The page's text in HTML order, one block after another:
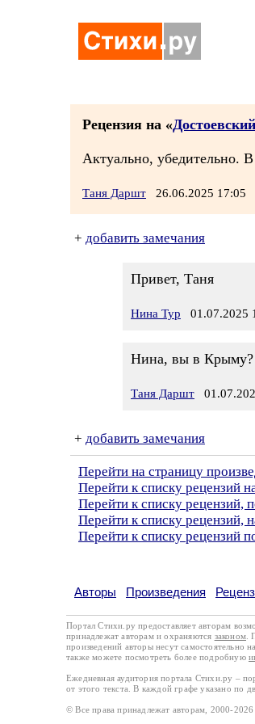
Рецензия на «
Актуально, убедительно.
Таня Даршт 26.06.2025 17:05
+ добавить замечания
Привет, Таня
Нина Тур 01.07.2025
Нина, вы в Крыму?
Таня Даршт
+ добавить замечания
Перейти на страницу
Перейти к списку рецензий
Перейти к списку рецензий,
Перейти к списку рецензий,
Перейти к списку рецензий
Авторы Произведения
Портал Стихи.ру предоставляет авторам
принадлежат авторам и охраняются законом .
произведений авторы несут самостоятельно
также можете посмотреть более подробную
Ежедневная аудитория портала Стихи.ру –
от этого текста. В каждой графе указано по
© Все права принадлежат авторам, 2000-